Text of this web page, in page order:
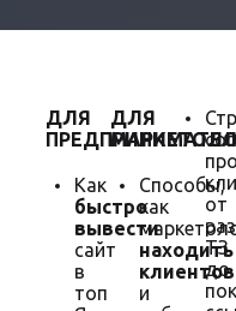
ДЛЯ
Как
быстро
вывести
сайт
в
топ
ДЛЯ
Способы,
как
находить
клиентов
и
от
ТЗ
до